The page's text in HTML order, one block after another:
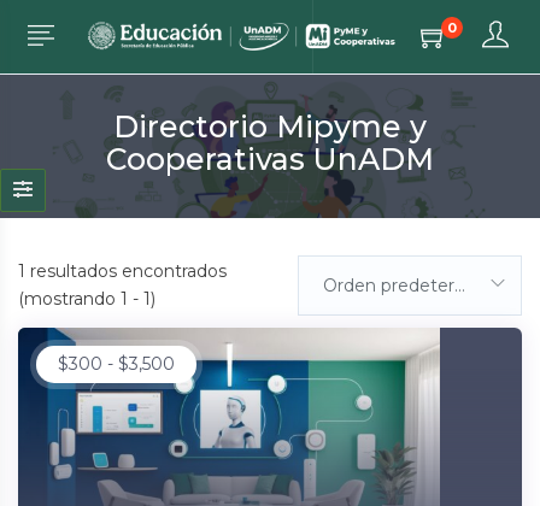
0
Directorio Mipyme y
Cooperativas UnADM
1 resultados encontrados
(mostrando 1 - 1)
Orden predeterminada
$300 - $3,500